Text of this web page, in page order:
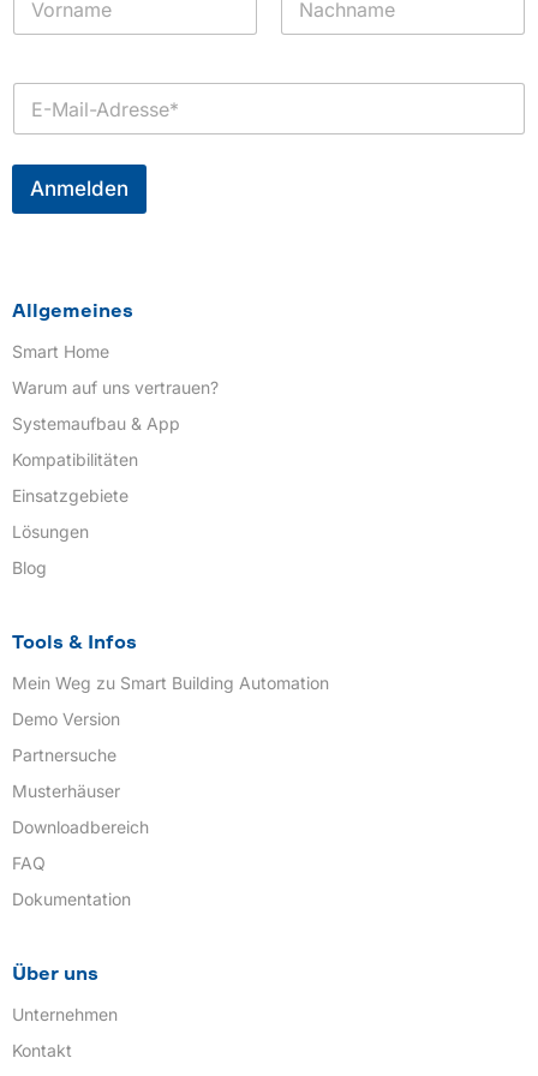
m
*
E
M
a
l
Anmelden
Allgemeines
Smart Home
Warum auf uns vertrauen?
Systemaufbau & App
Kompatibilitäten
Einsatzgebiete
Lösungen
Blog
Tools & Infos
Mein Weg zu Smart Building Automation
Demo Version
Partnersuche
Musterhäuser
Downloadbereich
FAQ
Dokumentation
Über uns
Unternehmen
Kontakt